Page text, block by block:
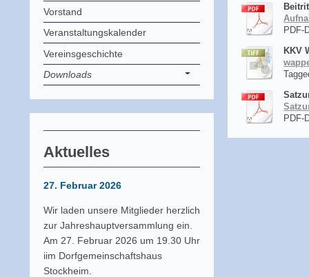
PDF-
KKV
PDF-
Vorstand
Veranstaltungskalender
Vereinsgeschichte
Downloads
Aktuelles
27. Februar 2026
Wir laden unsere Mitglieder herzlich
zur Jahreshauptversammlung ein.
Am 27. Februar 2026 um 19.30 Uhr
iim Dorfgemeinschaftshaus
Stockheim.